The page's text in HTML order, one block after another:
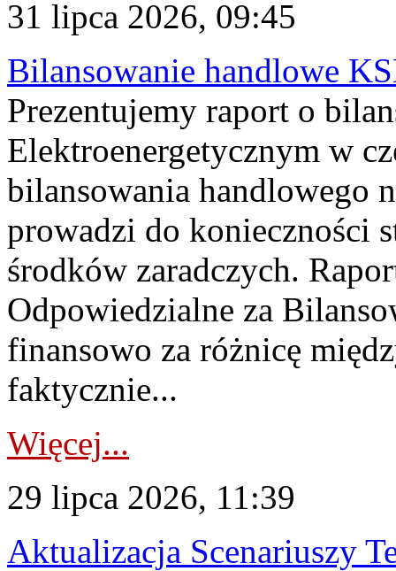
31 lipca 2026, 09:45
Bilansowanie handlowe
Prezentujemy raport o
Elektroenergetycznym w
bilansowania handlowego
prowadzi do konieczności
środków zaradczych.
Odpowiedzialne za
finansowo za różnicę
faktycznie...
Więcej...
29 lipca 2026, 11:39
Aktualizacja Scenariuszy